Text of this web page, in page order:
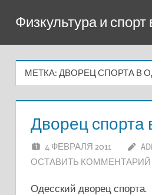
содержимому
Физкультура и
МЕТКА: ДВОРЕЦ СПОРТА В
Дворец спорта
4 ФЕВРАЛЯ 2011
ОСТАВИТЬ КОММЕНТАРИЙ
Одесский дворец спорта.